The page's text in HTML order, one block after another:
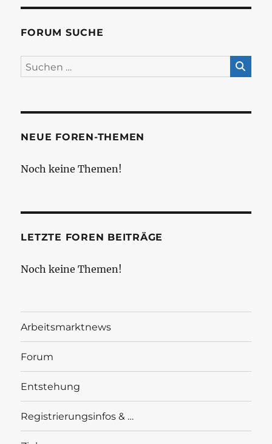
FORUM SUCHE
NEUE FOREN-THEMEN
Noch keine Themen!
LETZTE FOREN BEITRÄGE
Noch keine Themen!
Arbeitsmarktnews
Forum
Entstehung
Registrierungsinfos & …